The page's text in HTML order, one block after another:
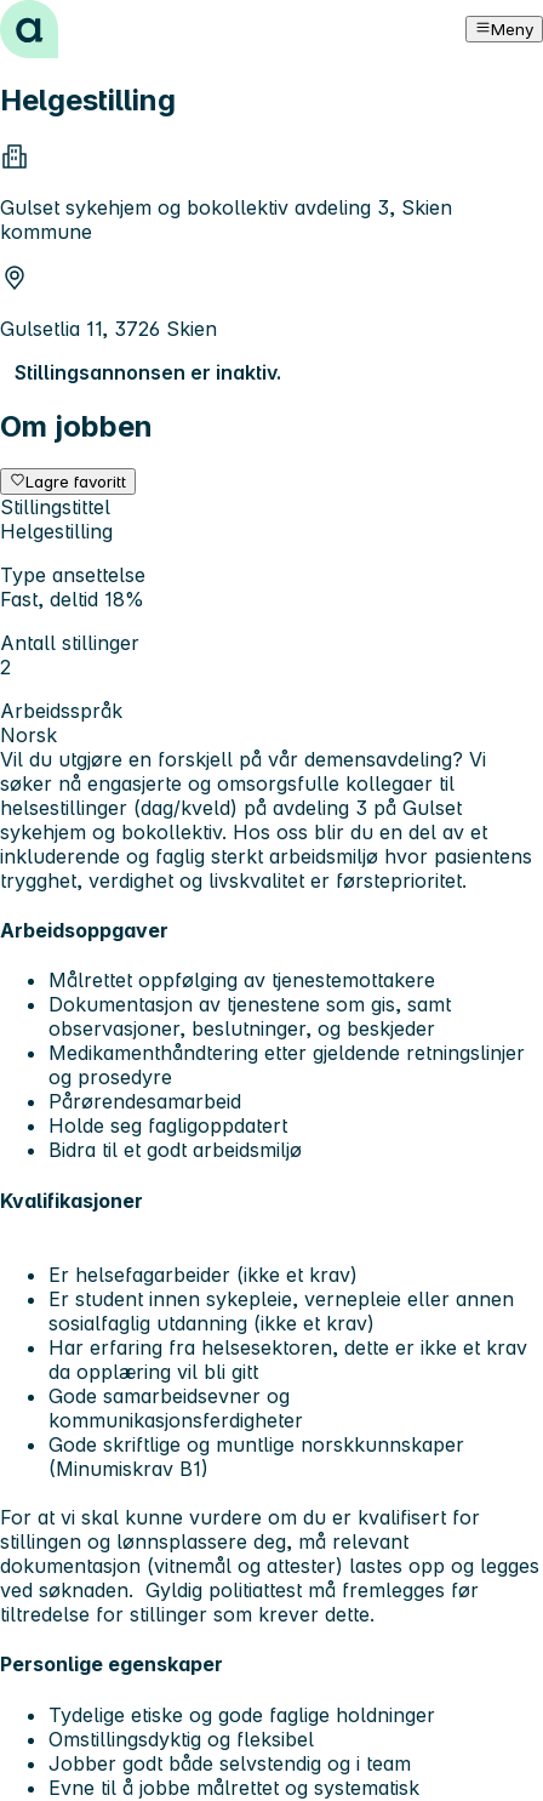
Hopp til innhold Meny
Helgestilling
Gulset sykehjem og bokollektiv avdeling 3, Skien
kommune
Gulsetlia 11, 3726 Skien
Stillingsannonsen er inaktiv.
Om jobben
Lagre favoritt
Stillingstittel
Helgestilling
Type ansettelse
Fast, deltid 18%
Antall stillinger
2
Arbeidsspråk
Norsk
Vil du utgjøre en forskjell på vår demensavdeling? Vi
søker nå engasjerte og omsorgsfulle kollegaer til
helsestillinger (dag/kveld) på avdeling 3 på Gulset
sykehjem og bokollektiv. Hos oss blir du en del av et
inkluderende og faglig sterkt arbeidsmiljø hvor pasientens
trygghet, verdighet og livskvalitet er førsteprioritet.
Arbeidsoppgaver
Målrettet oppfølging av tjenestemottakere
Dokumentasjon av tjenestene som gis, samt
observasjoner, beslutninger, og beskjeder
Medikamenthåndtering etter gjeldende retningslinjer
og prosedyre
Pårørendesamarbeid
Holde seg fagligoppdatert
Bidra til et godt arbeidsmiljø
Kvalifikasjoner
Er helsefagarbeider (ikke et krav)
Er student innen sykepleie, vernepleie eller annen
sosialfaglig utdanning (ikke et krav)
Har erfaring fra helsesektoren, dette er ikke et krav
da opplæring vil bli gitt
Gode samarbeidsevner og
kommunikasjonsferdigheter
Gode skriftlige og muntlige norskkunnskaper
(Minumiskrav B1)
For at vi skal kunne vurdere om du er kvalifisert for
stillingen og lønnsplassere deg, må relevant
dokumentasjon (vitnemål og attester) lastes opp og legges
ved søknaden. Gyldig politiattest må fremlegges før
tiltredelse for stillinger som krever dette.
Personlige egenskaper
Tydelige etiske og gode faglige holdninger
Omstillingsdyktig og fleksibel
Jobber godt både selvstendig og i team
Evne til å jobbe målrettet og systematisk